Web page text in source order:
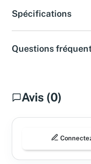
Spécifications
Questions
Avis (0)